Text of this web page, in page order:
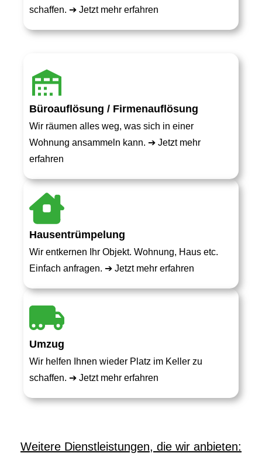
schaffen. ➔ Jetzt mehr erfahren
Büroauflösung / Firmenauflösung
Wir räumen alles weg, was sich in einer
Wohnung ansammeln kann. ➔ Jetzt mehr
erfahren
Hausentrümpelung
Wir entkernen Ihr Objekt. Wohnung, Haus etc.
Einfach anfragen. ➔ Jetzt mehr erfahren
Umzug
Wir helfen Ihnen wieder Platz im Keller zu
schaffen. ➔ Jetzt mehr erfahren
Weitere Dienstleistungen, die wir anbieten: